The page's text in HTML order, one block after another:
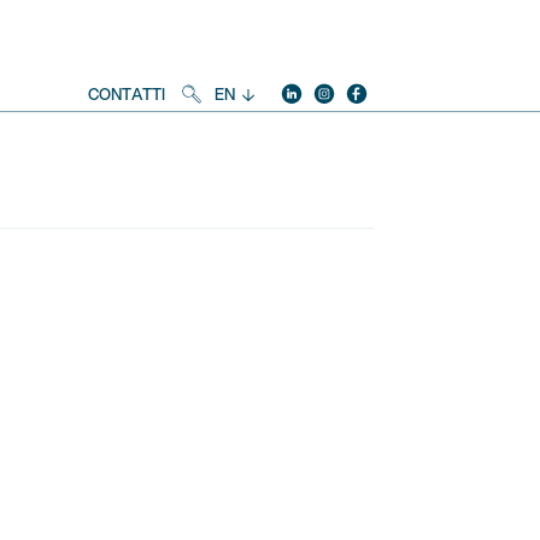
CONTATTI
Social
EN Linkedininstagram